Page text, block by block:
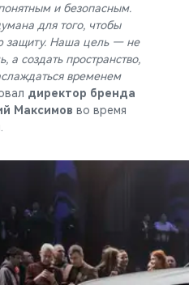
и безопасным.
для того, чтобы
защиту. Наша цель — не
а создать пространство,
временем
директор бренда
Максимов во время